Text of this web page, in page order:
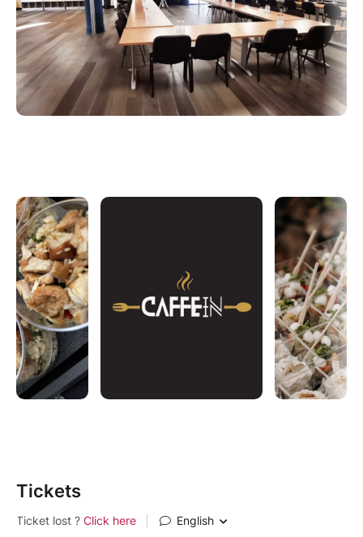
Prolongez les discussions autour d'un généreux
buffet préparé par Solène, notre traiteur favori,
accompagné de boissons dans une ambiance
conviviale.
Tickets